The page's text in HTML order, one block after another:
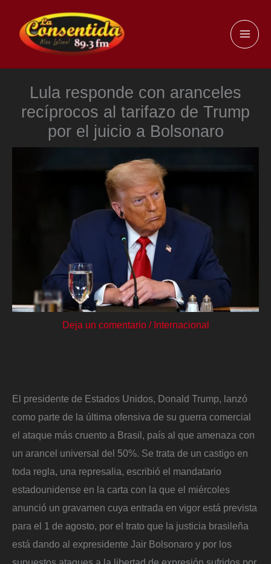
contenido
Lula responde con aranceles
recíprocos al tarifazo de Trump
por el juicio a Bolsonaro
Deja un comentario / Internacional
El presidente de Estados Unidos, Donald Trump, lanzó
como parte de la última ofensiva de su guerra comercial
el ataque más cruento a Brasil, país al que amenaza con
un arancel universal del 50%. Se trata de un castigo en
toda regla, una represalia, escribió el mandatario
estadounidense en la carta con la que el miércoles
anunció un gravamen cuya entrada en vigor está prevista
para el 1 de agosto, por el trato que la justicia brasileña
está dando al expresidente Jair Bolsonaro y por los